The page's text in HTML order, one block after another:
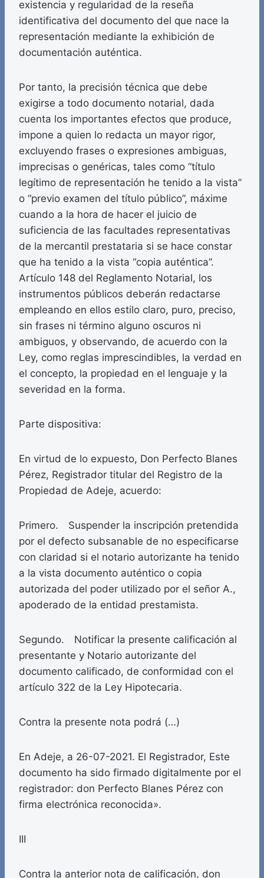
existencia y regularidad de la reseña
identificativa del documento del que nace la
representación mediante la exhibición de
documentación auténtica.
Por tanto, la precisión técnica que debe
exigirse a todo documento notarial, dada
cuenta los importantes efectos que produce,
impone a quien lo redacta un mayor rigor,
excluyendo frases o expresiones ambiguas,
imprecisas o genéricas, tales como “título
legítimo de representación he tenido a la vista”
o “previo examen del título público”, máxime
cuando a la hora de hacer el juicio de
suficiencia de las facultades representativas
de la mercantil prestataria si se hace constar
que ha tenido a la vista “copia auténtica”.
Artículo 148 del Reglamento Notarial, los
instrumentos públicos deberán redactarse
empleando en ellos estilo claro, puro, preciso,
sin frases ni término alguno oscuros ni
ambiguos, y observando, de acuerdo con la
Ley, como reglas imprescindibles, la verdad en
el concepto, la propiedad en el lenguaje y la
severidad en la forma.
Parte dispositiva:
En virtud de lo expuesto, Don Perfecto Blanes
Pérez, Registrador titular del Registro de la
Propiedad de Adeje, acuerdo:
Primero. Suspender la inscripción pretendida
por el defecto subsanable de no especificarse
con claridad si el notario autorizante ha tenido
a la vista documento auténtico o copia
autorizada del poder utilizado por el señor A.,
apoderado de la entidad prestamista.
Segundo. Notificar la presente calificación al
presentante y Notario autorizante del
documento calificado, de conformidad con el
artículo 322 de la Ley Hipotecaria.
Contra la presente nota podrá (…)
En Adeje, a 26-07-2021. El Registrador, Este
documento ha sido firmado digitalmente por el
registrador: don Perfecto Blanes Pérez con
firma electrónica reconocida».
III
Contra la anterior nota de calificación, don